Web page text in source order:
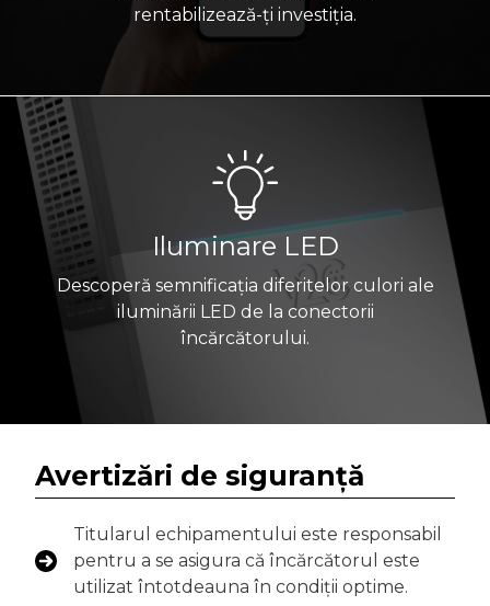
rentabilizează-ți investiția.
Iluminare LED
Descoperă semnificația diferitelor culori ale
iluminării LED de la conectorii
încărcătorului.
Avertizări de siguranță
Titularul echipamentului este responsabil
pentru a se asigura că încărcătorul este
utilizat întotdeauna în condiții optime.